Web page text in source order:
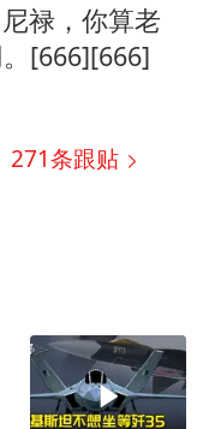
禄，你算老
[666][666]
271条跟贴